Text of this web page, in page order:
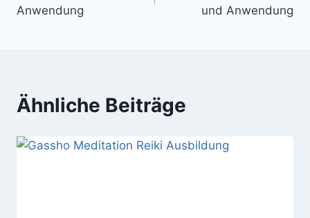
Anwendung
und Anwendung
Ähnliche Beiträge